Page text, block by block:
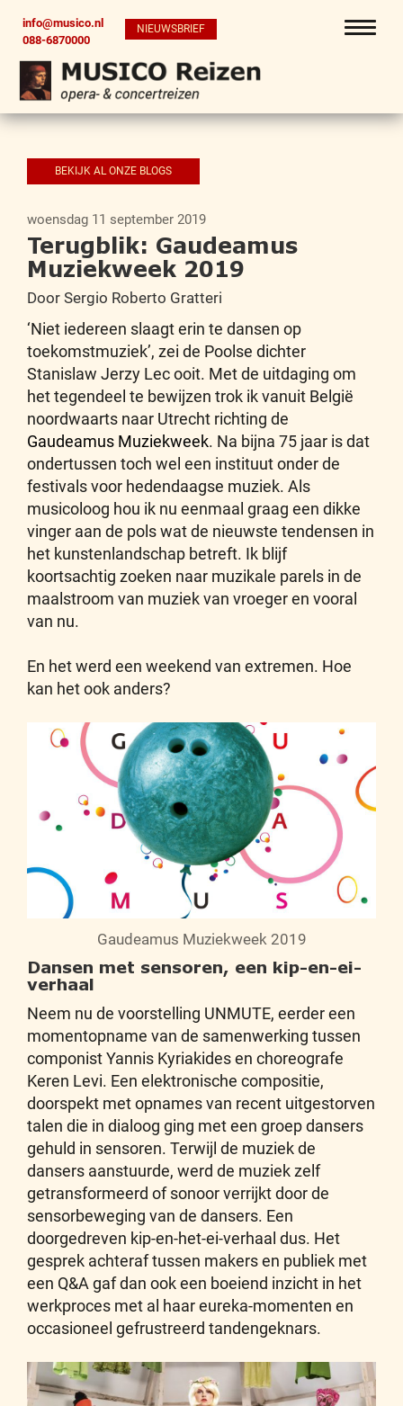
info@musico.nl
088-6870000
NIEUWSBRIEF
BEKIJK AL ONZE BLOGS
woensdag 11 september 2019
Terugblik: Gaudeamus
Muziekweek 2019
Door Sergio Roberto Gratteri
‘Niet iedereen slaagt erin te dansen op
toekomstmuziek’, zei de Poolse dichter
Stanislaw Jerzy Lec ooit. Met de uitdaging om
het tegendeel te bewijzen trok ik vanuit België
noordwaarts naar Utrecht richting de
Gaudeamus Muziekweek. Na bijna 75 jaar is dat
ondertussen toch wel een instituut onder de
festivals voor hedendaagse muziek. Als
musicoloog hou ik nu eenmaal graag een dikke
vinger aan de pols wat de nieuwste tendensen in
het kunstenlandschap betreft. Ik blijf
koortsachtig zoeken naar muzikale parels in de
maalstroom van muziek van vroeger en vooral
van nu.
En het werd een weekend van extremen. Hoe
kan het ook anders?
Gaudeamus Muziekweek 2019
Dansen met sensoren, een kip-en-ei-
verhaal
Neem nu de voorstelling UNMUTE, eerder een
momentopname van de samenwerking tussen
componist Yannis Kyriakides en choreografe
Keren Levi. Een elektronische compositie,
doorspekt met opnames van recent uitgestorven
talen die in dialoog ging met een groep dansers
gehuld in sensoren. Terwijl de muziek de
dansers aanstuurde, werd de muziek zelf
getransformeerd of sonoor verrijkt door de
sensorbeweging van de dansers. Een
doorgedreven kip-en-het-ei-verhaal dus. Het
gesprek achteraf tussen makers en publiek met
een Q&A gaf dan ook een boeiend inzicht in het
werkproces met al haar eureka-momenten en
occasioneel gefrustreerd tandengeknars.